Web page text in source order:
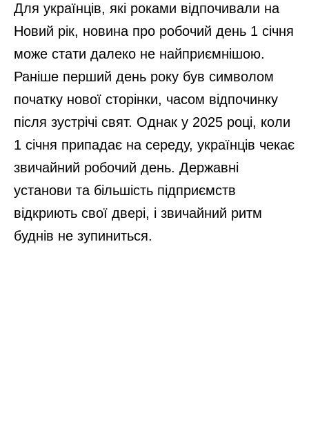
Для українців, які роками відпочивали на
Новий рік, новина про робочий день 1 січня
може стати далеко не найприємнішою.
Раніше перший день року був символом
початку нової сторінки, часом відпочинку
після зустрічі свят. Однак у 2025 році, коли
1 січня припадає на середу, українців чекає
звичайний робочий день. Державні
установи та більшість підприємств
відкриють свої двері, і звичайний ритм
буднів не зупиниться.